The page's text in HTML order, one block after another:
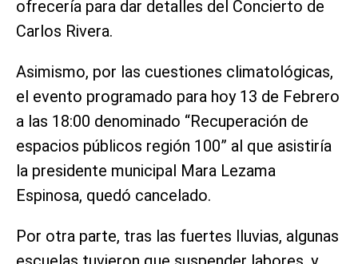
ofrecería para dar detalles del Concierto de
Carlos Rivera.
Asimismo, por las cuestiones climatológicas,
el evento programado para hoy 13 de Febrero
a las 18:00 denominado “Recuperación de
espacios públicos región 100” al que asistiría
la presidente municipal Mara Lezama
Espinosa, quedó cancelado.
Por otra parte, tras las fuertes lluvias, algunas